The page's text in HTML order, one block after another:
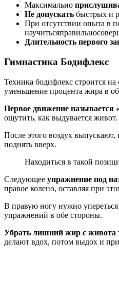
Максимально
Не допускать быстрых и
При отсутствии опыта в
Длительность первого
Гимнастика Бодифлекс
Техника бодифлекс строится
уменьшение процента жира в
Первое движение называется
ощутить, как выдувается живот.
После этого воздух
поднять вверх.
Находиться в такой
Следующее упражнение под
правое колено, оставляя при
В правую ногу нужно
упражнений в обе стороны.
Убрать лишний жир с живота
делают вдох, потом выдох и